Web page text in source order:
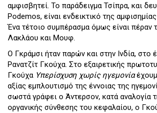
αμφισβητεί. Το παράδειγμα Τσίπρα, και
Podemos, είναι ενδεικτικό της
Ένα τέτοιο συμπέρασμα όμως είναι πέραν
Λακλάου και Μουφ.
Ο Γκράμσι ήταν παρών και στην Ινδία, στο
Ρανατζίτ Γκούχα. Στο εξαιρετικής
Γκούχα Υπερίσχυση χωρίς ηγεμονία
αξίας εμπλουτισμό της έννοιας της
σωστά γράφει ο Άντερσον, κατά αναλογία
οργανικής σύνθεσης του κεφαλαίου, ο